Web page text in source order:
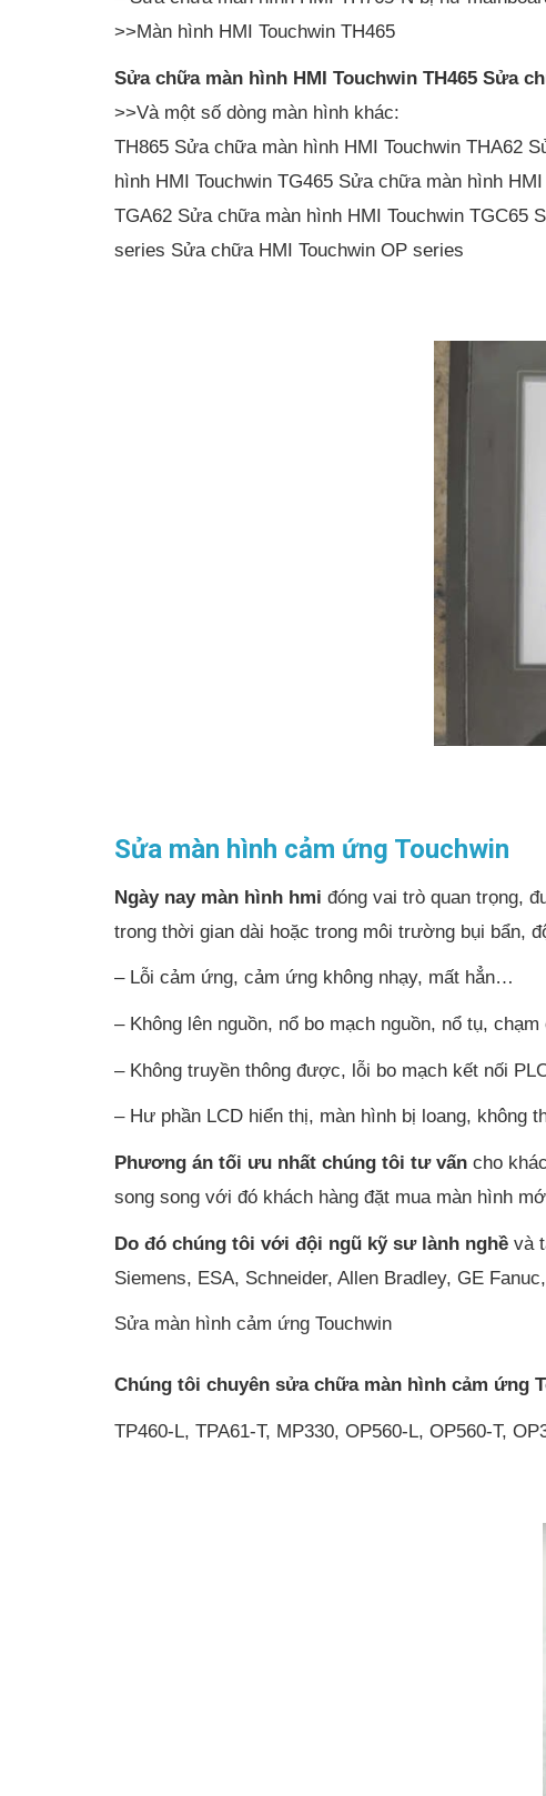
>>Màn hình HMI Touchwin TH465
Sửa chữa màn hình HMI Touchwin TH465 Sửa
>>Và một số dòng màn hình khác:
TH865 Sửa chữa màn hình HMI Touchwin THA62
hình HMI Touchwin TG465 Sửa chữa màn hình
TGA62 Sửa chữa màn hình HMI Touchwin TGC65
series Sửa chữa HMI Touchwin OP series
Sửa màn hình cảm ứng Touchwin
Ngày nay màn hình hmi đóng vai trò quan trọng,
trong thời gian dài hoặc trong môi trường bụi bẩn,
– Lỗi cảm ứng, cảm ứng không nhạy, mất hẳn…
– Không lên nguồn, nổ bo mạch nguồn, nổ tụ,
– Không truyền thông được, lỗi bo mạch kết nối
– Hư phần LCD hiển thị, màn hình bị loang, không
Phương án tối ưu nhất chúng tôi tư vấncho
song song với đó khách hàng đặt mua màn hình
Do đó chúng tôi với đội ngũ kỹ sư lành nghềvà
Siemens, ESA, Schneider, Allen Bradley, GE
Sửa màn hình cảm ứng Touchwin
Chúng tôi chuyên sửa chữa màn hình cảm ứng
TP460-L, TPA61-T, MP330, OP560-L, OP560-T,